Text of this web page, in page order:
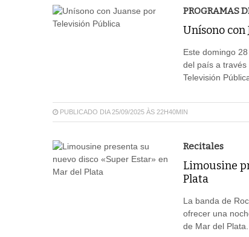
PROGRAMAS
Unísono con
Este domingo
del país a
Televisión
PUBLICADO DIA 25/09/2025 ÀS 22H40MIN
Recitales
Limousine
Plata
La banda de
ofrecer una
de Mar del Plata.